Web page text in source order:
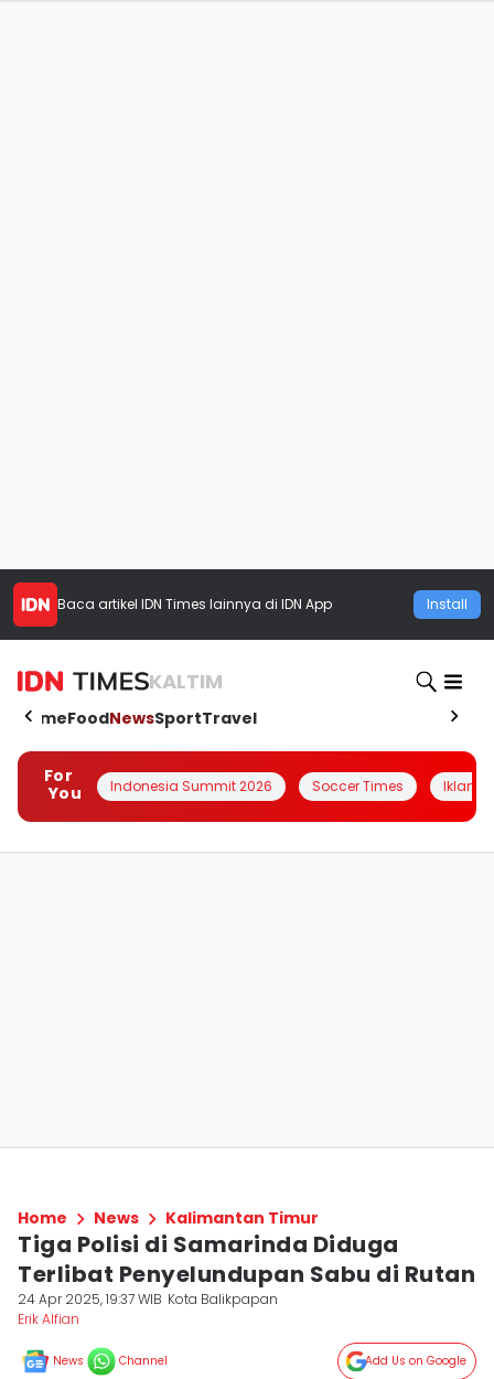
Baca artikel IDN Times lainnya di IDN App Install
KALTIM
HomeFoodNewsSportTravel
For
You
Indonesia Summit 2026 Soccer Times Iklanin
Home News Kalimantan Timur
Tiga Polisi di Samarinda Diduga
Terlibat Penyelundupan Sabu di Rutan
24 Apr 2025, 19:37 WIB Kota Balikpapan
Erik Alfian
News Channel Add Us on Google